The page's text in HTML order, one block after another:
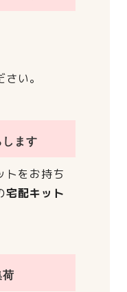
い。
ます
トをお持ち
宅配キット
荷